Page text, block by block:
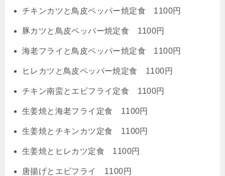
チキンカツと鳥皮ペッパー焼定食 1100円
豚カツと鳥皮ペッパー焼定食 1100円
海老フライと鳥皮ペッパー焼定食 1100円
ヒレカツと鳥皮ペッパー焼定食 1100円
チキン南蛮とエビフライ定食 1100円
生姜焼と海老フライ定食 1100円
生姜焼とチキンカツ定食 1100円
生姜焼とヒレカツ定食 1100円
唐揚げとエビフライ 1100円